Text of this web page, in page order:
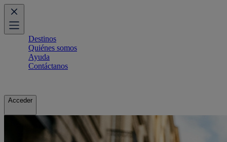
Destinos
Quiénes somos
Ayuda
Contáctanos
Acceder